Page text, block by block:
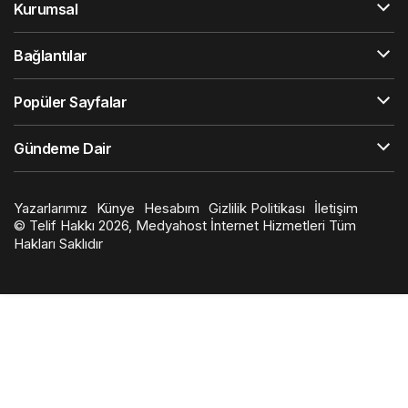
Kurumsal
Bağlantılar
Popüler Sayfalar
Gündeme Dair
Yazarlarımız Künye Hesabım Gizlilik Politikası
İletişim
© Telif Hakkı 2026, Medyahost İnternet Hizmetleri Tüm
Hakları Saklıdır
slot